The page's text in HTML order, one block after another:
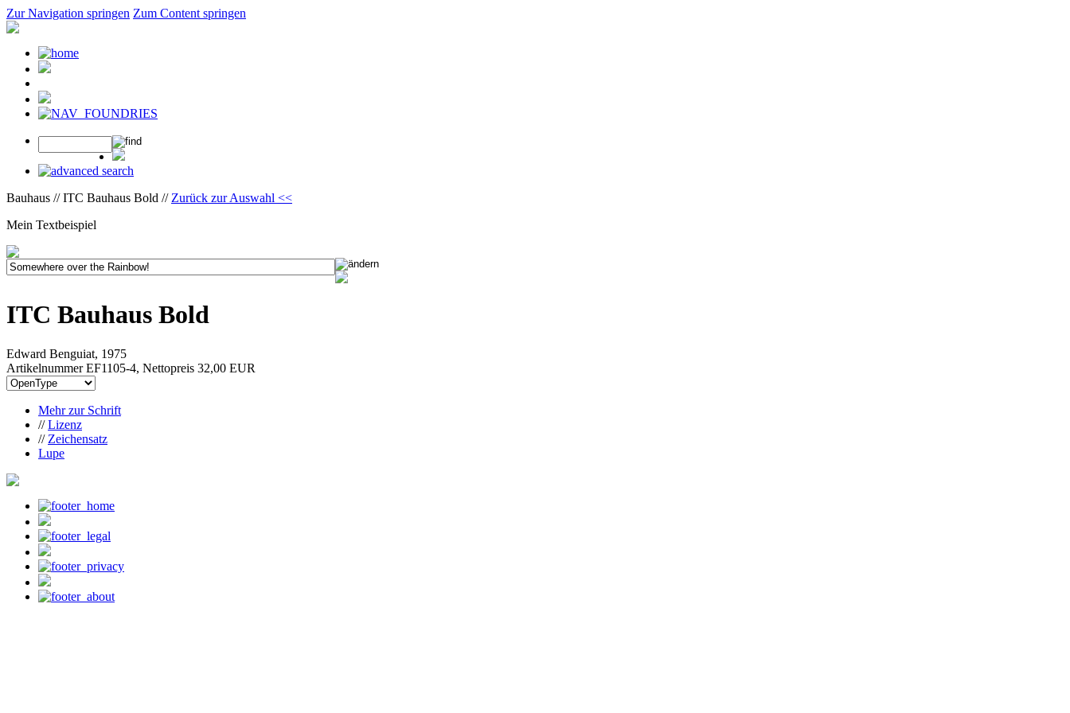
Zur Navigation springen Zum Content springen
Bauhaus // ITC Bauhaus Bold // Zurück zur Auswahl <<
Mein Textbeispiel
ITC Bauhaus Bold
Edward Benguiat, 1975
Artikelnummer EF1105-4, Nettopreis 32,00 EUR
Mehr zur Schrift
//Lizenz
// Zeichensatz
Lupe